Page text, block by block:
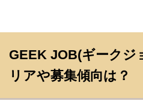
GEEK JOB(ギークジ
リアや募集傾向は？